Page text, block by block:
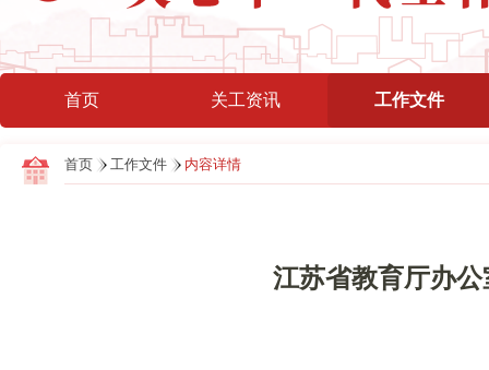
首页 关工资讯 工作文件
首页 工作文件 内容详情
江苏省教育厅办